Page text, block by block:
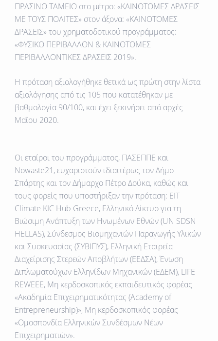
ΠΡΑΣΙΝΟ ΤΑΜΕΙΟ στο μέτρο: «ΚΑΙΝΟΤΟΜΕΣ ΔΡΑΣΕΙΣ
ΜΕ ΤΟΥΣ ΠΟΛΙΤΕΣ» στον άξονα: «ΚΑΙΝΟΤΟΜΕΣ
ΔΡΑΣΕΙΣ» του χρηματοδοτικού προγράμματος:
«ΦΥΣΙΚΟ ΠΕΡΙΒΑΛΛΟΝ & ΚΑΙΝΟΤΟΜΕΣ
ΠΕΡΙΒΑΛΛΟΝΤΙΚΕΣ ΔΡΑΣΕΙΣ 2019».
Η πρόταση αξιολογήθηκε θετικά ως πρώτη στην λίστα
αξιολόγησης από τις 105 που κατατέθηκαν με
βαθμολογία 90/100, και έχει ξεκινήσει από αρχές
Μαΐου 2020.
Οι εταίροι του προγράμματος, ΠΑΣΕΠΠΕ και
Nowaste21, ευχαριστούν ιδιαιτέρως τον Δήμο
Σπάρτης και τον Δήμαρχο Πέτρο Δούκα, καθώς και
τους φορείς που υποστήριξαν την πρόταση: ΕΙΤ
Climate KIC Hub Greece, Ελληνικό Δίκτυο για τη
Βιώσιμη Ανάπτυξη των Ηνωμένων Εθνών (UN SDSN
HELLAS), Σύνδεσμος Βιομηχανιών Παραγωγής Υλικών
και Συσκευασίας (ΣΥΒΙΠΥΣ), Ελληνική Εταιρεία
Διαχείρισης Στερεών Αποβλήτων (ΕΕΔΣΑ), Ένωση
Διπλωματούχων Ελληνίδων Μηχανικών (ΕΔΕΜ), LIFE
REWEEE, Μη κερδοσκοπικός εκπαιδευτικός φορέας
«Ακαδημία Επιχειρηματικότητας (Academy of
Entrepreneurship)», Μη κερδοσκοπικός φορέας
«Ομοσπονδία Ελληνικών Συνδέσμων Νέων
Επιχειρηματιών».